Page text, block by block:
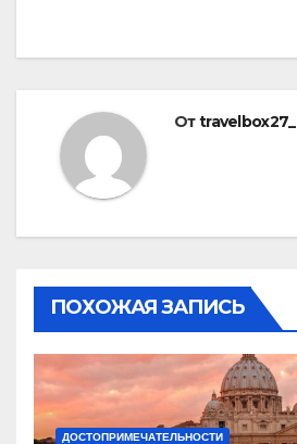
Отtravelbox27_
ПОХОЖАЯ ЗАПИСЬ
ДОСТОПРИМЕЧАТЕЛЬНОСТИ